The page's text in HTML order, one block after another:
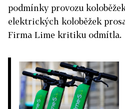
podmínky provozu
elektrických koloběžek
Firma Lime kritiku odmítla.